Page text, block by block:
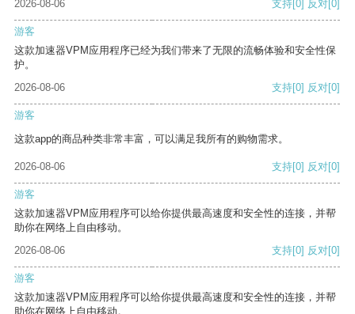
2026-08-06
支持[0] 反对[0]
游客
这款加速器VPM应用程序已经为我们带来了无限的流畅体验和安全性保
护。
2026-08-06
支持[0] 反对[0]
游客
这款app的商品种类非常丰富，可以满足我所有的购物需求。
2026-08-06 支持[0] 反对[0]
游客
这款加速器VPM应用程序可以给你提供最高速度和安全性的连接，并帮
助你在网络上自由移动。
2026-08-06
支持[0] 反对[0]
游客
这款加速器VPM应用程序可以给你提供最高速度和安全性的连接，并帮
助你在网络上自由移动。